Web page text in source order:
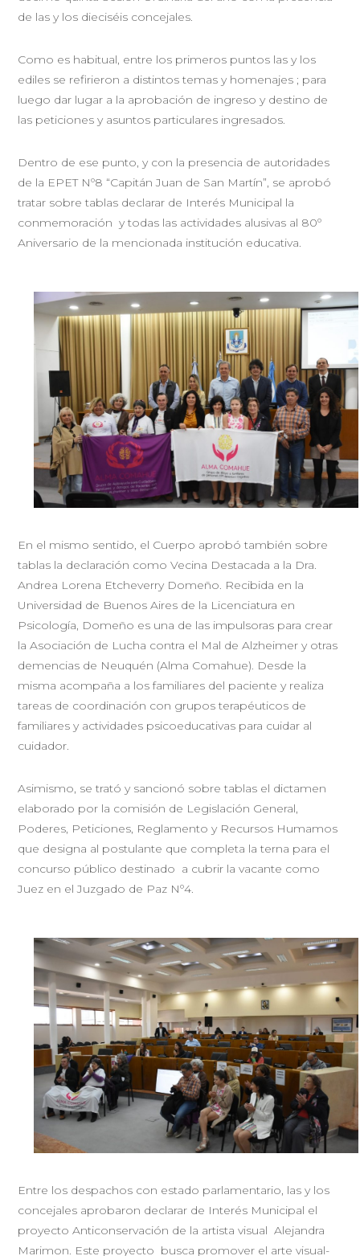
de las y los dieciséis concejales.
Como es habitual, entre los primeros puntos las y los
ediles se refirieron a distintos temas y homenajes ; para
luego dar lugar a la aprobación de ingreso y destino de
las peticiones y asuntos particulares ingresados.
Dentro de ese punto, y con la presencia de autoridades
de la EPET Nº8 “Capitán Juan de San Martín”, se aprobó
tratar sobre tablas declarar de Interés Municipal la
conmemoración y todas las actividades alusivas al 80º
Aniversario de la mencionada institución educativa.
En el mismo sentido, el Cuerpo aprobó también sobre
tablas la declaración como Vecina Destacada a la Dra.
Andrea Lorena Etcheverry Domeño. Recibida en la
Universidad de Buenos Aires de la Licenciatura en
Psicología, Domeño es una de las impulsoras para crear
la Asociación de Lucha contra el Mal de Alzheimer y otras
demencias de Neuquén (Alma Comahue). Desde la
misma acompaña a los familiares del paciente y realiza
tareas de coordinación con grupos terapéuticos de
familiares y actividades psicoeducativas para cuidar al
cuidador.
Asimismo, se trató y sancionó sobre tablas el dictamen
elaborado por la comisión de Legislación General,
Poderes, Peticiones, Reglamento y Recursos Humamos
que designa al postulante que completa la terna para el
concurso público destinado a cubrir la vacante como
Juez en el Juzgado de Paz Nº4.
Entre los despachos con estado parlamentario, las y los
concejales aprobaron declarar de Interés Municipal el
proyecto Anticonservación de la artista visual Alejandra
Marimon. Este proyecto busca promover el arte visual-